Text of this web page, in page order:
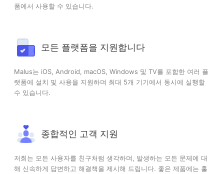
폼에서 사용할 수 있습니다.
모든 플랫폼을 지원합니다
Malus는 iOS, Android, macOS, Windows 및 TV를 포함한 여러 플
랫폼에 설치 및 사용을 지원하며 최대 5개 기기에서 동시에 실행할
수 있습니다.
종합적인 고객 지원
저희는 모든 사용자를 친구처럼 생각하며, 발생하는 모든 문제에 대
해 신속하게 답변하고 해결책을 제시해 드립니다. 좋은 제품에는 훌